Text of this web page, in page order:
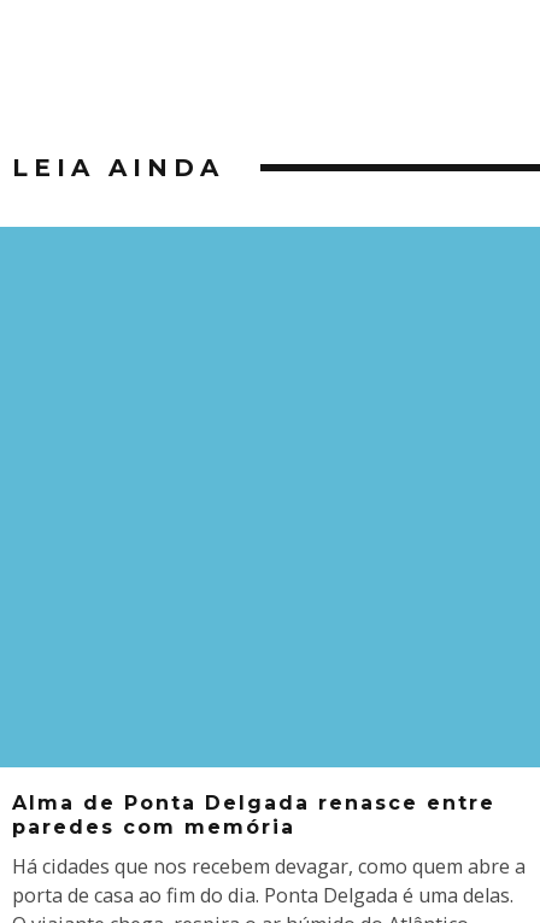
LEIA AINDA
Alma de Ponta Delgada renasce entre
paredes com memória
Há cidades que nos recebem devagar, como quem abre a
porta de casa ao fim do dia. Ponta Delgada é uma delas.